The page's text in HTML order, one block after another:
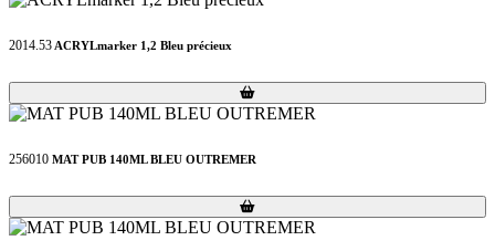
2014.53 ACRYLmarker 1,2 Bleu précieux
Loading...
Loading...
256010 MAT PUB 140ML BLEU OUTREMER
Loading...
Loading...